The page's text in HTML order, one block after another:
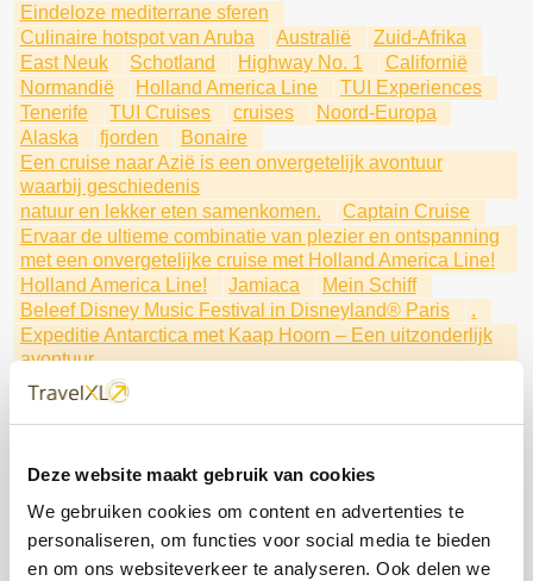
Deze website maakt gebruik van cookies
We gebruiken cookies om content en advertenties te
personaliseren, om functies voor social media te bieden
en om ons websiteverkeer te analyseren. Ook delen we
Eindeloze mediterrane sferen
Culinaire hotspot van Aruba
Australië
Zuid-Afrika
East Neuk
Schotland Highway No. 1
Californië
Normandië
Holland America Line
TUI Experiences
Tenerife
TUI Cruises cruises
Noord-Europa
Alaska
fjorden
Bonaire
Een cruise naar Azië is een onvergetelijk avontuur
waarbij geschiedenis
natuur en lekker eten samenkomen.
Captain Cruise
Ervaar de ultieme combinatie van plezier en ontspanning
met een onvergetelijke cruise met Holland America Line!
Holland America Line!
Jamiaca
Mein Schiff
Beleef Disney Music Festival in Disneyland® Paris
.
Expeditie Antarctica met Kaap Hoorn – Een uitzonderlijk
avontuur
Een uitzonderlijk avontuur
Individueel of als groepsexcursiereis
Qatar: Het verborgen juweel van het Arabisch
Schiereiland
De Rhätische Bahn is een spoorlijn die de Alpen op een
spectaculaire manier doorkruist.